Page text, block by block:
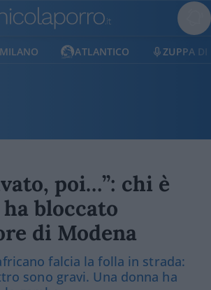
MILANO ATLANTICO ZUPPA DI
poi…”: chi è
ha bloccato
di Modena
falcia la folla in strada:
sono gravi. Una donna ha